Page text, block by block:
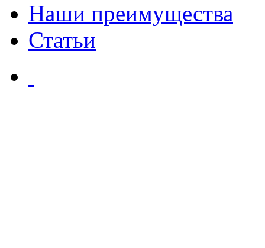
Наши преимущества
Статьи